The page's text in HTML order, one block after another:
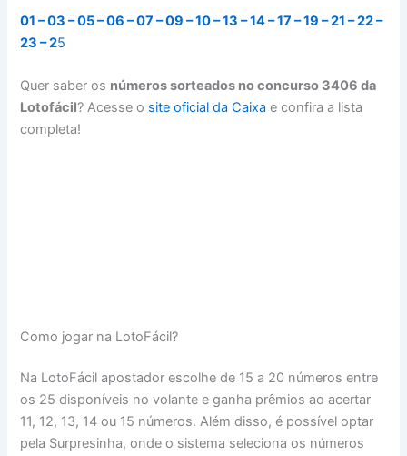
01 – 03 – 05 – 06 – 07 – 09 – 10 – 13 – 14 – 17 – 19 – 21 – 22 –
23 – 25
Quer saber os números sorteados no concurso 3406 da
Lotofácil? Acesse o site oficial da Caixa e confira a lista
completa!
Como jogar na LotoFácil?
Na LotoFácil apostador escolhe de 15 a 20 números entre
os 25 disponíveis no volante e ganha prêmios ao acertar
11, 12, 13, 14 ou 15 números. Além disso, é possível optar
pela Surpresinha, onde o sistema seleciona os números